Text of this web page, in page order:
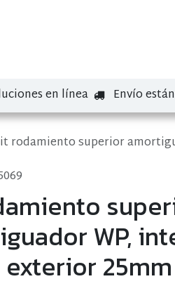
en línea Envío
rodamiento superior
WP,
exterior 25mm